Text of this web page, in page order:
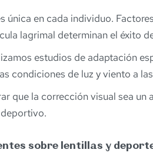
única en cada individuo.
lagrimal determinan el éxito
estudios de adaptación
condiciones de luz y viento a
que la corrección visual sea
sobre lentillas y